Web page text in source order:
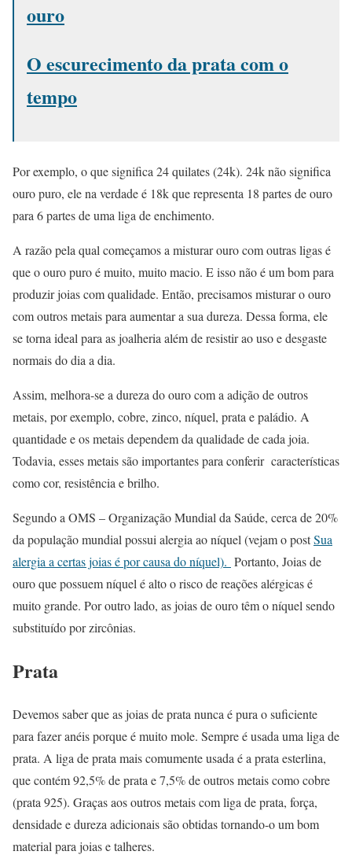
ouro
O escurecimento da prata com o
tempo
Por exemplo, o que significa 24 quilates (24k). 24k não significa
ouro puro, ele na verdade é 18k que representa 18 partes de ouro
para 6 partes de uma liga de enchimento.
A razão pela qual começamos a misturar ouro com outras ligas é
que o ouro puro é muito, muito macio. E isso não é um bom para
produzir joias com qualidade. Então, precisamos misturar o ouro
com outros metais para aumentar a sua dureza. Dessa forma, ele
se torna ideal para as joalheria além de resistir ao uso e desgaste
normais do dia a dia.
Assim, melhora-se a dureza do ouro com a adição de outros
metais, por exemplo, cobre, zinco, níquel, prata e paládio. A
quantidade e os metais dependem da qualidade de cada joia.
Todavia, esses metais são importantes para conferir características
como cor, resistência e brilho.
Segundo a OMS – Organização Mundial da Saúde, cerca de 20%
da população mundial possui alergia ao níquel (vejam o postSua
alergia a certas joias é por causa do níquel). Portanto, Joias de
ouro que possuem níquel é alto o risco de reações alérgicas é
muito grande. Por outro lado, as joias de ouro têm o níquel sendo
substituído por zircônias.
Prata
Devemos saber que as joias de prata nunca é pura o suficiente
para fazer anéis porque é muito mole. Sempre é usada uma liga de
prata. A liga de prata mais comumente usada é a prata esterlina,
que contém 92,5% de prata e 7,5% de outros metais como cobre
(prata 925). Graças aos outros metais com liga de prata, força,
densidade e dureza adicionais são obtidas tornando-o um bom
material para joias e talheres.